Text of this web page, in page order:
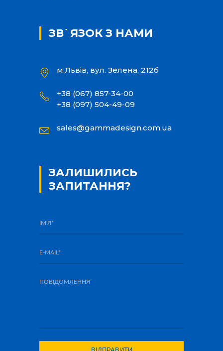
ЗВ`ЯЗОК З НАМИ
м.Львів, вул. Зелена, 212б
+38 (067) 857-34-00
+38 (097) 504-49-09
sales@gammadesign.com.ua
ЗАЛИШИЛИСЬ
ЗАПИТАННЯ?